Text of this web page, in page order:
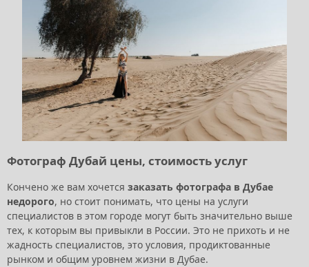
Фотограф Дубай цены, стоимость услуг
Кончено же вам хочется заказать фотографа в Дубае
недорого, но стоит понимать, что цены на услуги
специалистов в этом городе могут быть значительно выше
тех, к которым вы привыкли в России. Это не прихоть и не
жадность специалистов, это условия, продиктованные
рынком и общим уровнем жизни в Дубае.